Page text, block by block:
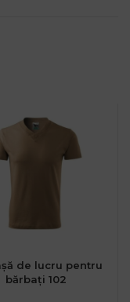
de lucru pentru
bărbați 102